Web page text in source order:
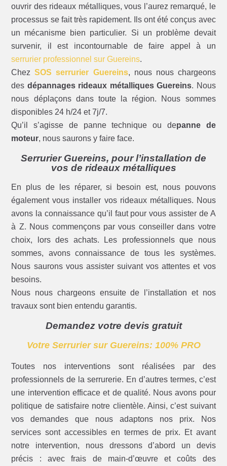
ouvrir des rideaux métalliques, vous l’aurez remarqué, le
processus se fait très rapidement. Ils ont été conçus avec
un mécanisme bien particulier. Si un problème devait
survenir, il est incontournable de faire appel à un
serrurier professionnel sur Guereins.
ChezSOS serrurier Guereins, nous nous chargeons
des dépannages rideaux métalliques Guereins. Nous
nous déplaçons dans toute la région. Nous sommes
disponibles 24 h/24 et 7j/7.
Qu’il s’agisse de panne technique ou depanne de
moteur, nous saurons y faire face.
Serrurier Guereins, pour l’installation de
vos de rideaux métalliques
En plus de les réparer, si besoin est, nous pouvons
également vous installer vos rideaux métalliques. Nous
avons la connaissance qu’il faut pour vous assister de A
à Z. Nous commençons par vous conseiller dans votre
choix, lors des achats. Les professionnels que nous
sommes, avons connaissance de tous les systèmes.
Nous saurons vous assister suivant vos attentes et vos
besoins.
Nous nous chargeons ensuite de l’installation et nos
travaux sont bien entendu garantis.
Demandez votre devis gratuit
Votre Serrurier sur Guereins: 100% PRO
Toutes nos interventions sont réalisées par des
professionnels de la serrurerie. En d’autres termes, c’est
une intervention efficace et de qualité. Nous avons pour
politique de satisfaire notre clientèle. Ainsi, c’est suivant
vos demandes que nous adaptons nos prix. Nos
services sont accessibles en termes de prix. Et avant
notre intervention, nous dressons d’abord un devis
précis : avec frais de main-d’œuvre et coûts des